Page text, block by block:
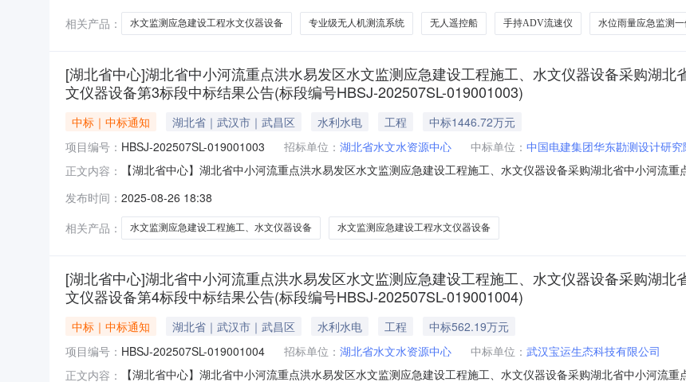
相关产品：
水文监测应急建设工程水文仪器设备 专业级无人机测流系统 无人遥控船 手持ADV流速仪 水位雨量应急监测
[湖北省中心]湖北省中小河流重点洪水易发区水文监测应急建设工程施工、水文仪器设备采购湖
文仪器设备第3标段中标结果公告(标段编号HBSJ-202507SL-019001003)
中标｜中标通知 湖北省｜武汉市｜武昌区 水利水电 工程
中标1446.72万元
项目编号： HBSJ-202507SL-019001003 招标单位： 湖北省水文水资源中心 中标单位： 中国电建集团华东勘测设计研究
正文内容：
【湖北省中心】湖北省中小河流重点洪水易发区水文监测应急建设工程施工、水文仪器设备采购湖北省中小河流
招标编号：HBSJ-202507SL-019001003湖北省中小河流重点洪水易发区水文监测应急建设工程施工、水文仪器设
发布时间： 2025-08-26 18:38
相关产品：
水文监测应急建设工程施工、水文仪器设备 水文监测应急建设工程水文仪器设备
[湖北省中心]湖北省中小河流重点洪水易发区水文监测应急建设工程施工、水文仪器设备采购湖
文仪器设备第4标段中标结果公告(标段编号HBSJ-202507SL-019001004)
中标｜中标通知 湖北省｜武汉市｜武昌区 水利水电 工程
中标562.19万元
项目编号： HBSJ-202507SL-019001004 招标单位： 湖北省水文水资源中心 中标单位： 武汉宝运生态科技有限公司
正文内容：
【湖北省中心】湖北省中小河流重点洪水易发区水文监测应急建设工程施工、水文仪器设备采购湖北省中小河流